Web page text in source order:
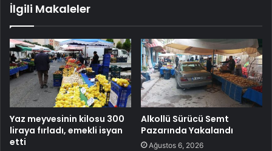
İlgili Makaleler
Yaz meyvesinin kilosu 300
liraya fırladı, emekli isyan
etti
Alkollü Sürücü Semt
Pazarında Yakalandı
Ağustos 6, 2026